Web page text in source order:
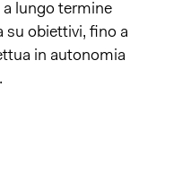
lungo termine
su obiettivi, fino a
in autonomia